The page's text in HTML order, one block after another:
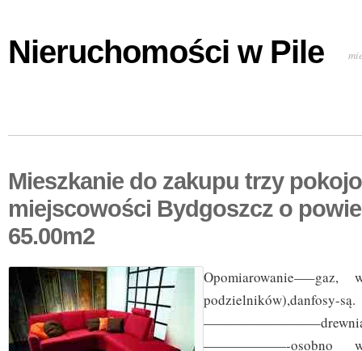
Nieruchomości w Pile
Mieszkanie do zakupu trzy
miejscowości Bydgoszcz o
65.00m2
Opomiarowanie—–gaz,
——————-osobno